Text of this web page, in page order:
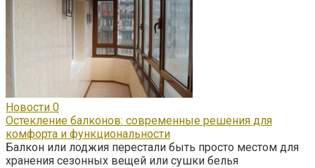
Новости 0
Остекление балконов: современные решения для
комфорта и функциональности
Балкон или лоджия перестали быть просто местом для
хранения сезонных вещей или сушки белья